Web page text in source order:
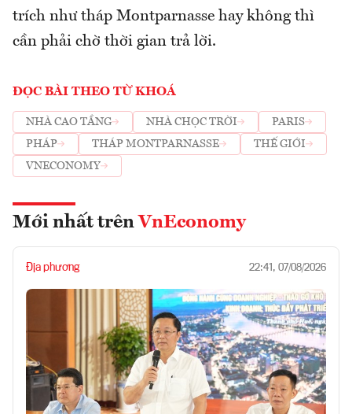
trích như tháp Montparnasse hay không thì
cần phải chờ thời gian trả lời.
ĐỌC BÀI THEO TỪ KHOÁ
NHÀ CAO TẦNG NHÀ CHỌC TRỜI
PARIS
PHÁP
THÁP MONTPARNASSE
THẾ GIỚI
VNECONOMY
Mới nhất trên VnEconomy
Địa phương 22:41, 07/08/2026